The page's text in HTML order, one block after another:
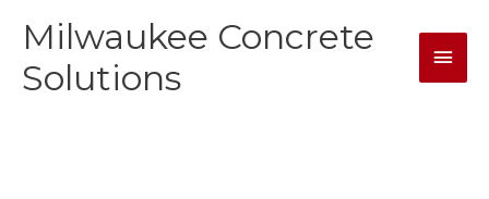
content
Milwaukee Concrete
Solutions